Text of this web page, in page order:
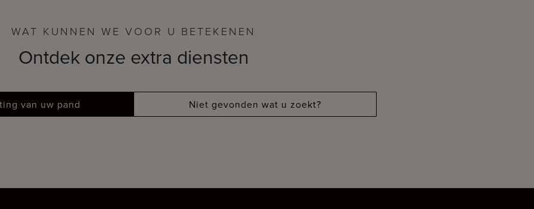
WAT KUNNEN WE VOOR U BETEKENEN
Ontdek onze extra diensten
van uw pand Niet gevonden wat u zoekt?